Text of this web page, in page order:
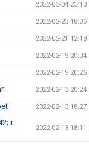
2022-03-04 23:13
2022-02-23 18:06
2022-02-21 12:18
2022-02-19 20:34
2022-02-19 20:26
2022-02-13 20:24
2022-02-13 18:27
i
2022-02-13 18:11